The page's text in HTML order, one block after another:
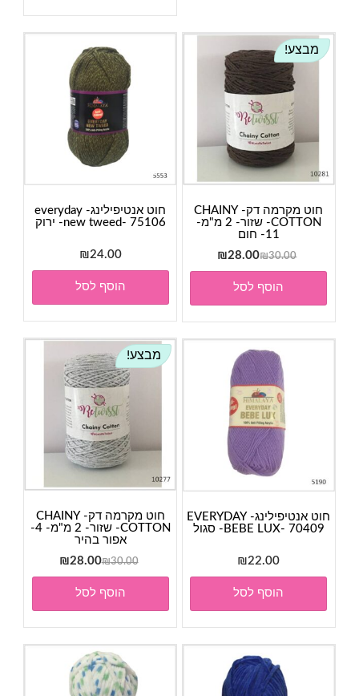
חוט אנטיפילינג- everyday
new tweed- 75106- ירוק
₪24.00
הוסף לסל
מבצע!
חוט מקרמה דק- CHAINY
COTTON- שזור- 2 מ"מ-
11- חום
₪30.00
המחיר
המקורי
היה:
₪30.00.
₪28.00
המחיר
הנוכחי
₪28.00.
הוסף לסל
מבצע!
חוט מקרמה דק- CHAINY
COTTON- שזור- 2 מ"מ- 4-
אפור בהיר
₪30.00
המחיר
המקורי
היה:
₪30.00.
₪28.00
הנוכחי
₪28.00.
הוסף לסל
חוט אנטיפילינג- EVERYDAY
BEBE LUX- 70409- סגול
₪22.00
הוסף לסל